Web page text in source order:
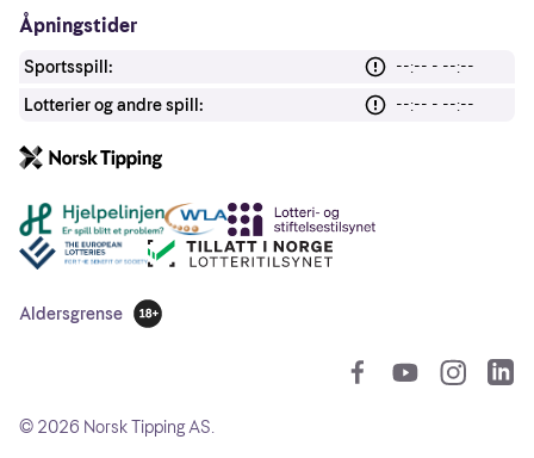
Åpningstider
Sportsspill:
--:-- - --:--
Lotterier og andre spill:
--:-- - --:--
Andre lenker
Aldersgrense
18 år
© 2026 Norsk Tipping AS.